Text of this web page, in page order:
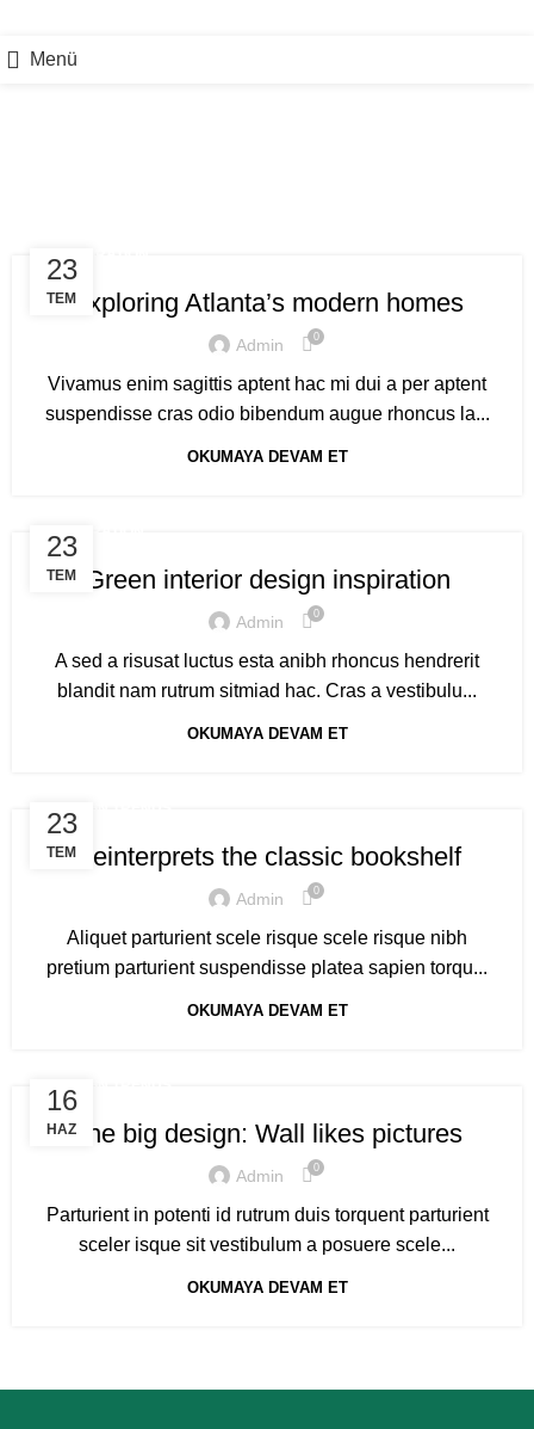
Menü
23
TEMExploring Atlanta’s modern homes
Admin 0
Vivamus enim sagittis aptent hac mi dui a per aptent
suspendisse cras odio bibendum augue rhoncus la...
OKUMAYA DEVAM ET
23
TEM Green interior design inspiration
Admin 0
A sed a risusat luctus esta anibh rhoncus hendrerit
blandit nam rutrum sitmiad hac. Cras a vestibulu...
OKUMAYA DEVAM ET
23
TEMReinterprets the classic bookshelf
Admin 0
Aliquet parturient scele risque scele risque nibh
pretium parturient suspendisse platea sapien torqu...
OKUMAYA DEVAM ET
16
HAZThe big design: Wall likes pictures
Admin 0
Parturient in potenti id rutrum duis torquent parturient
sceler isque sit vestibulum a posuere scele...
OKUMAYA DEVAM ET